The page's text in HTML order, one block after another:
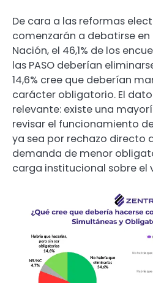
De cara a las reformas
comenzarán a debatirse en
Nación, el 46,1% de los
las PASO deberían
14,6% cree que deberían
carácter obligatorio. El
relevante: existe una
revisar el funcionamiento
ya sea por rechazo directo
demanda de menor
carga institucional sobre el